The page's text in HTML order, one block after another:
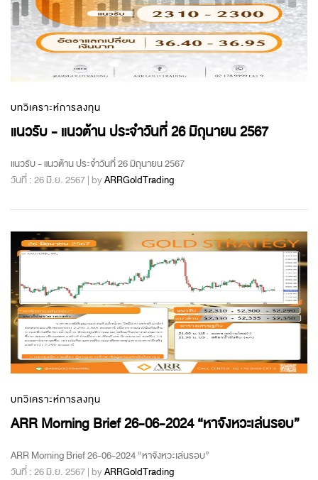
บทวิเคราะห์การลงทุน
แนวรับ - แนวต้าน ประจำวันที่ 26 มิถุนายน 2567
แนวรับ - แนวต้าน ประจำวันที่ 26 มิถุนายน 2567
วันที่ : 26 มิ.ย. 2567 | byARRGoldTrading
บทวิเคราะห์การลงทุน
ARR Morning Brief 26-06-2024 “หาจังหวะเล่นรอบ”
ARR Morning Brief 26-06-2024 “หาจังหวะเล่นรอบ”
วันที่ : 26 มิ.ย. 2567 | byARRGoldTrading